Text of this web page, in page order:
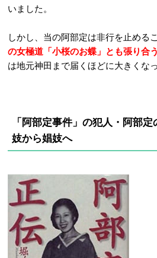
いました。
しかし、当の阿部定は非行を止める
の女極道「小桜のお蝶」とも張り合
は地元神田まで届くほどに大きくな
「阿部定事件」の犯人・阿部
妓から娼妓へ